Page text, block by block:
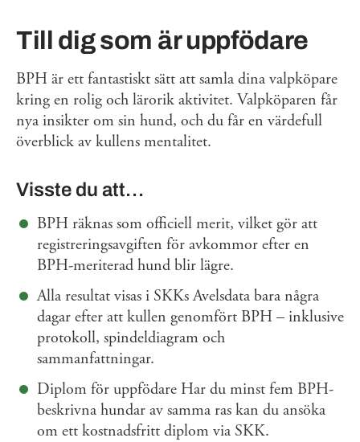
Till dig som är uppfödare
BPH är ett fantastiskt sätt att samla dina valpköpare
kring en rolig och lärorik aktivitet. Valpköparen får
nya insikter om sin hund, och du får en värdefull
överblick av kullens mentalitet.
Visste du att…
BPH räknas som officiell merit, vilket gör att
registreringsavgiften för avkommor efter en
BPH-meriterad hund blir lägre.
Alla resultat visas i SKKs Avelsdata bara några
dagar efter att kullen genomfört BPH – inklusive
protokoll, spindeldiagram och
sammanfattningar.
Diplom för uppfödare Har du minst fem BPH-
beskrivna hundar av samma ras kan du ansöka
om ett kostnadsfritt diplom via SKK.